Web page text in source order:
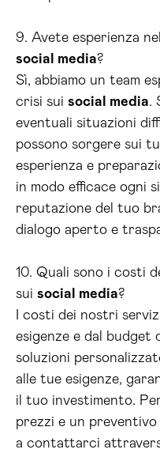
9. Avete esperienza
social media?
Sì, abbiamo un team
crisi sui social media.
eventuali situazioni
possono sorgere sui
esperienza e
in modo efficace ogni
reputazione del tuo
dialogo aperto e
10. Quali sono i costi
sui social media?
I costi dei nostri
esigenze e dal budget
soluzioni
alle tue esigenze,
il tuo investimento.
prezzi e un
a contattarci